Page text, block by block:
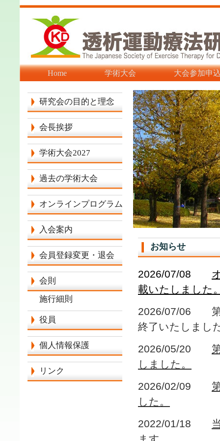
Home 学術大会 大会参加申
研究会の目的と理念
会長挨拶
学術大会2027
過去の学術大会
オンラインプログラム
入会案内
会員登録変更・退会
会則
施行細則
役員
個人情報保護
リンク
お知らせ
2026/07/08
載いたしました
2026/07/06 第
終了いたしまし
2026/05/20
しました。
2026/02/09
した。
2022/01/18